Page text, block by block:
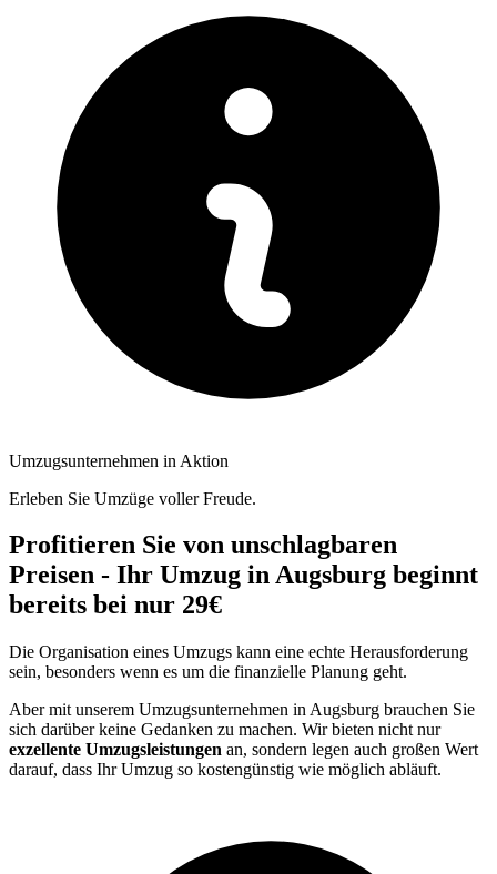
Umzugsunternehmen in Aktion
Erleben Sie Umzüge voller Freude.
Profitieren Sie von unschlagbaren
Preisen - Ihr Umzug in Augsburg beginnt
bereits bei nur 29€
Die Organisation eines Umzugs kann eine echte Herausforderung
sein, besonders wenn es um die finanzielle Planung geht.
Aber mit unserem Umzugsunternehmen in Augsburg brauchen Sie
sich darüber keine Gedanken zu machen. Wir bieten nicht nur
exzellente Umzugsleistungen an, sondern legen auch großen Wert
darauf, dass Ihr Umzug so kostengünstig wie möglich abläuft.